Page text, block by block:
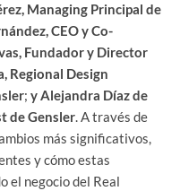
Managing Principal de
CEO y Co-
Fundador y Director
Regional Design
; y Alejandra Díaz de
de Gensler. A través de
más significativos,
y cómo estas
el negocio del Real